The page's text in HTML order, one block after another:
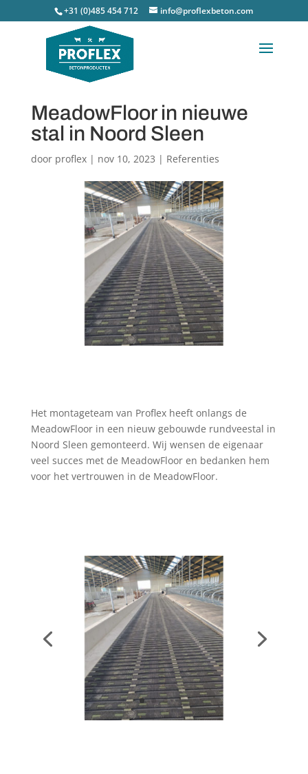
+31 (0)485 454 712 info@proflexbeton.com
MeadowFloor in nieuwe
stal in Noord Sleen
door proflex| nov 10, 2023 | Referenties
Het montageteam van Proflex heeft onlangs de
MeadowFloor in een nieuw gebouwde rundveestal in
Noord Sleen gemonteerd. Wij wensen de eigenaar
veel succes met de MeadowFloor en bedanken hem
voor het vertrouwen in de MeadowFloor.